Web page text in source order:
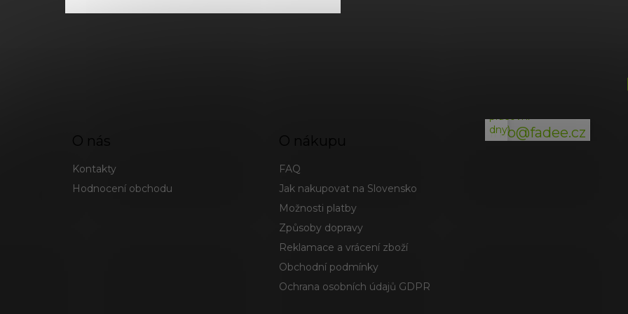
O nás
Kontakty
Hodnocení obchodu
FAQ
Jak nakupovat na Slovensko
Možnosti platby
Způsoby dopravy
Reklamace a vrácení zboží
Obchodní podmínky
Ochrana osobních údajů GDPR
info@fadee.cz
pracovní
dny)